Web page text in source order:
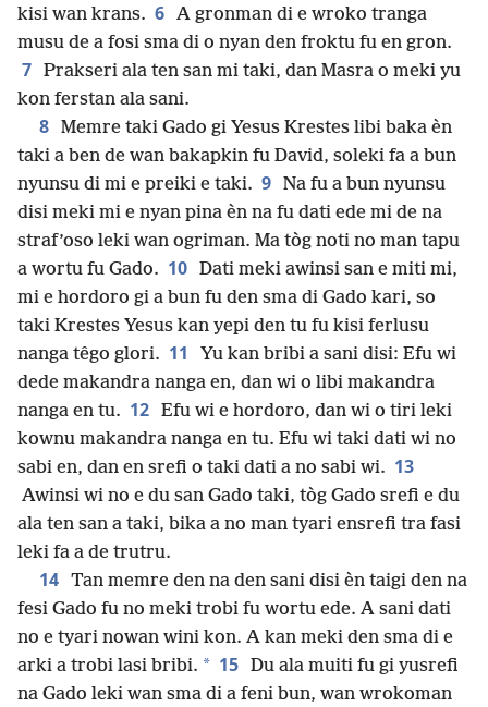
kisi wan krans. 6 A gronman di e wroko tranga
musu de a fosi sma di o nyan den froktu fu en gron.
7 Prakseri ala ten san mi taki, dan Masra o meki yu
kon ferstan ala sani.
8 Memre taki Gado gi Yesus Krestes libi baka èn
taki a ben de wan bakapkin fu David, soleki fa a bun
nyunsu di mi e preiki e taki. 9 Na fu a bun nyunsu
disi meki mi e nyan pina èn na fu dati ede mi de na
straf’oso leki wan ogriman. Ma tòg noti no man tapu
a wortu fu Gado. 10 Dati meki awinsi san e miti mi,
mi e hordoro gi a bun fu den sma di Gado kari, so
taki Krestes Yesus kan yepi den tu fu kisi ferlusu
nanga têgo glori. 11
Yu kan bribi a sani disi: Efu wi
dede makandra nanga en, dan wi o libi makandra
nanga en tu. 12 Efu wi e hordoro, dan wi o tiri leki
kownu makandra nanga en tu. Efu wi taki dati wi no
sabi en, dan en srefi o taki dati a no sabi wi. 13
Awinsi wi no e du san Gado taki, tòg Gado srefi e du
ala ten san a taki, bika a no man tyari ensrefi tra fasi
leki fa a de trutru.
14 Tan memre den na den sani disi èn taigi den na
fesi Gado fu no meki trobi fu wortu ede. A sani dati
no e tyari nowan wini kon. A kan meki den sma di e
arki a trobi lasi bribi. * 15 Du ala muiti fu gi yusrefi
na Gado leki wan sma di a feni bun, wan wrokoman